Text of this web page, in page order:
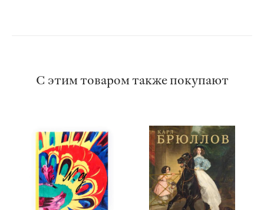
С этим товаром также покупают